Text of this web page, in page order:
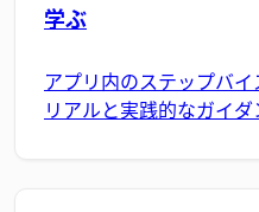
学ぶ
アプリ内のステップバ
リアルと実践的なガイダ